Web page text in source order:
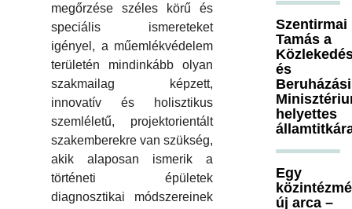
megőrzése széles körű és
speciális ismereteket
igényel, a műemlékvédelem
területén mindinkább olyan
szakmailag képzett,
innovatív és holisztikus
szemléletű, projektorientált
szakemberekre van szükség,
akik alaposan ismerik a
történeti épületek
diagnosztikai módszereinek
Szentirmai
Tamás a
és
Beruházási
helyettes
Egy
új arca –